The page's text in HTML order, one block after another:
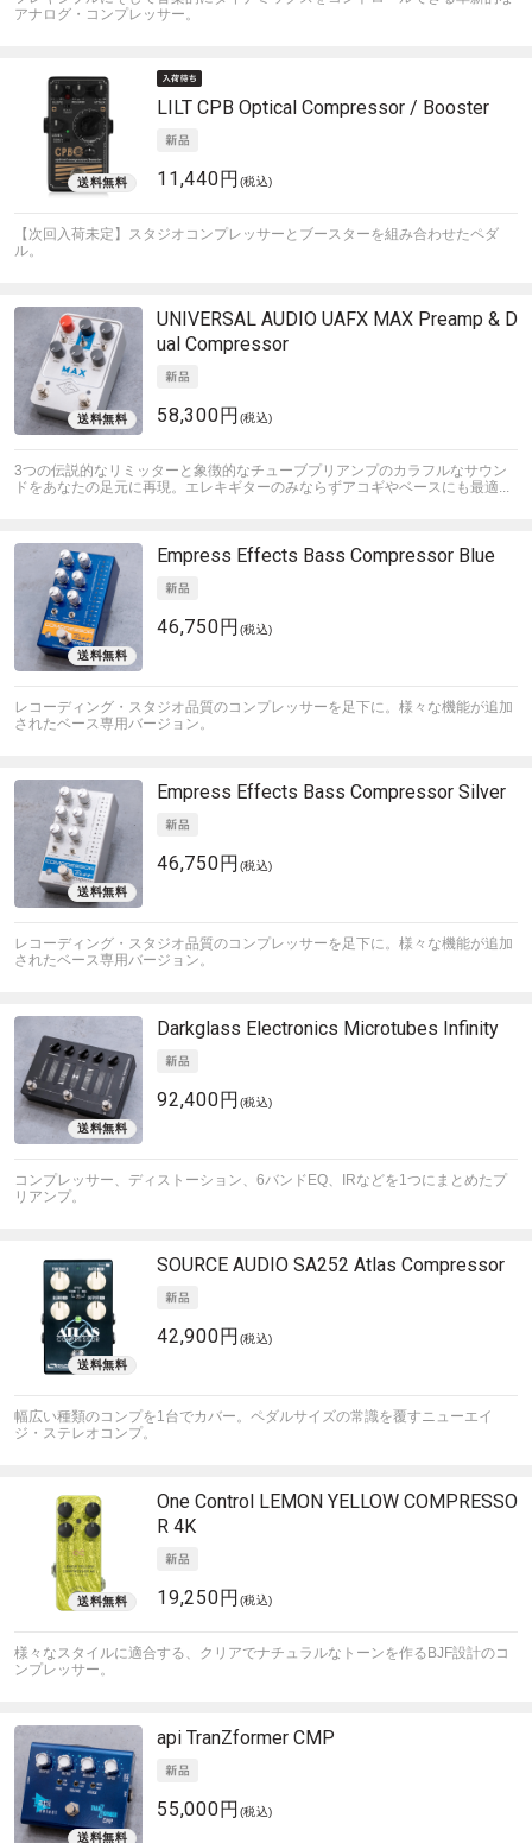
アナログ・コンプレッサー。
LILT CPB Optical Compressor / Booster
11,440円 (税込)
【次回入荷未定】スタジオコンプレッサーとブースターを組み合わせたペダ
ル。
UNIVERSAL AUDIO UAFX MAX Preamp & D
ual Compressor
58,300円 (税込)
3つの伝説的なリミッターと象徴的なチューブプリアンプのカラフルなサウン
ドをあなたの足元に再現。エレキギターのみならずアコギやベースにも最適...
Empress Effects Bass Compressor Blue
46,750円 (税込)
レコーディング・スタジオ品質のコンプレッサーを足下に。様々な機能が追加
されたベース専用バージョン。
Empress Effects Bass Compressor Silver
46,750円 (税込)
レコーディング・スタジオ品質のコンプレッサーを足下に。様々な機能が追加
されたベース専用バージョン。
Darkglass Electronics Microtubes Infinity
92,400円 (税込)
コンプレッサー、ディストーション、6バンドEQ、IRなどを1つにまとめたプ
リアンプ。
SOURCE AUDIO SA252 Atlas Compressor
42,900円 (税込)
幅広い種類のコンプを1台でカバー。ペダルサイズの常識を覆すニューエイ
ジ・ステレオコンプ。
One Control LEMON YELLOW COMPRESSO
R 4K
19,250円 (税込)
様々なスタイルに適合する、クリアでナチュラルなトーンを作るBJF設計のコ
ンプレッサー。
api TranZformer CMP
55,000円 (税込)